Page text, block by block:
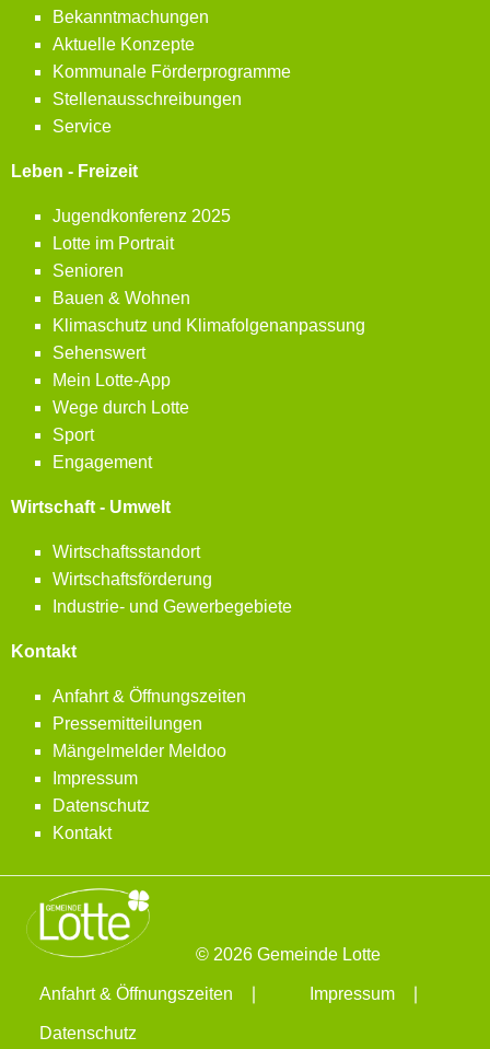
Bekanntmachungen
Aktuelle Konzepte
Kommunale Förderprogramme
Stellenausschreibungen
Service
Leben - Freizeit
Jugendkonferenz 2025
Lotte im Portrait
Senioren
Bauen & Wohnen
Klimaschutz und Klimafolgenanpassung
Sehenswert
Mein Lotte-App
Wege durch Lotte
Sport
Engagement
Wirtschaft - Umwelt
Wirtschaftsstandort
Wirtschaftsförderung
Industrie- und Gewerbegebiete
Kontakt
Anfahrt & Öffnungszeiten
Pressemitteilungen
Mängelmelder Meldoo
Impressum
Datenschutz
Kontakt
© 2026 Gemeinde Lotte
Anfahrt & Öffnungszeiten Impressum
Datenschutz